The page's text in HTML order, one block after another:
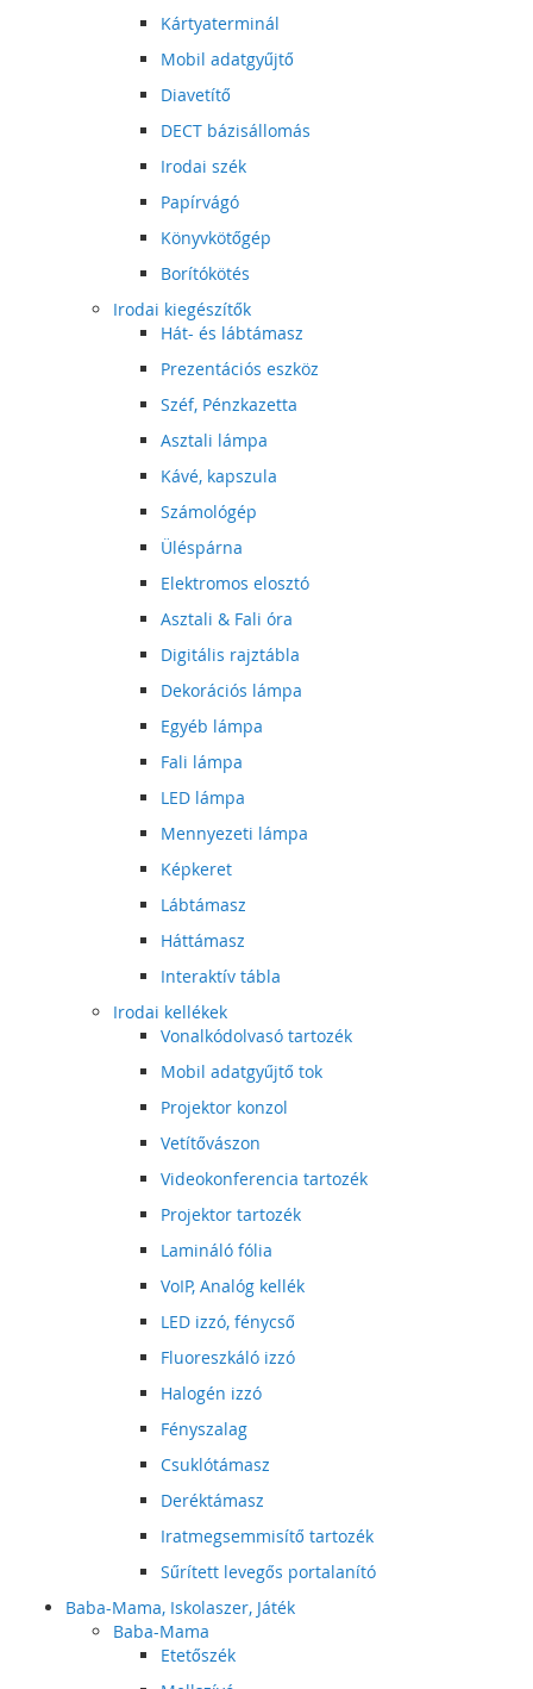
Kártyaterminál
Mobil adatgyűjtő
Diavetítő
DECT bázisállomás
Irodai szék
Papírvágó
Könyvkötőgép
Borítókötés
Irodai kiegészítők
Hát- és lábtámasz
Prezentációs eszköz
Széf, Pénzkazetta
Asztali lámpa
Kávé, kapszula
Számológép
Üléspárna
Elektromos elosztó
Asztali & Fali óra
Digitális rajztábla
Dekorációs lámpa
Egyéb lámpa
Fali lámpa
LED lámpa
Mennyezeti lámpa
Képkeret
Lábtámasz
Háttámasz
Interaktív tábla
Irodai kellékek
Vonalkódolvasó tartozék
Mobil adatgyűjtő tok
Projektor konzol
Vetítővászon
Videokonferencia tartozék
Projektor tartozék
Lamináló fólia
VoIP, Analóg kellék
LED izzó, fénycső
Fluoreszkáló izzó
Halogén izzó
Fényszalag
Csuklótámasz
Deréktámasz
Iratmegsemmisítő tartozék
Sűrített levegős portalanító
Baba-Mama, Iskolaszer, Játék
Baba-Mama
Etetőszék